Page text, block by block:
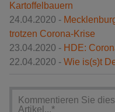
Kartoffelbauern
24.04.2020 -
trotzen Corona-Krise
23.04.2020 - HDE:
22.04.2020 - Wie is(s)t